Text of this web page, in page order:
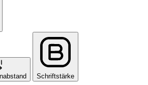
Schriftstärke